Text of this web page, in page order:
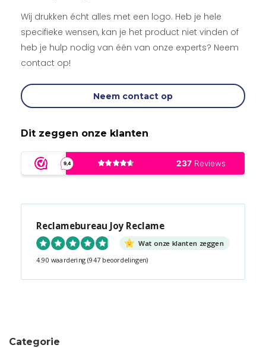
Wij drukken écht alles met een logo. Heb je hele
specifieke wensen, kan je het product niet vinden of
heb je hulp nodig van één van onze experts? Neem
contact op!
Neem contact op
Dit zeggen onze klanten
Reclamebureau Joy Reclame
Wat onze klanten zeggen
4.90 waardering (947 beoordelingen)
Categorie